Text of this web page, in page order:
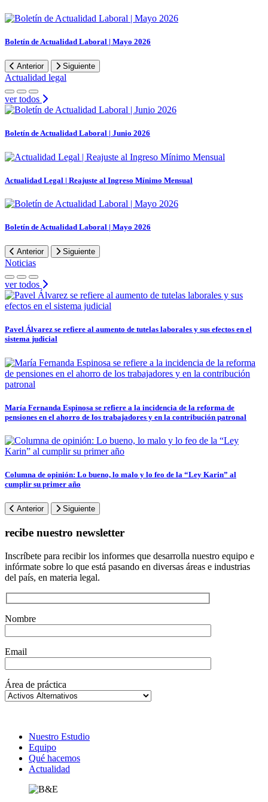
Boletín de Actualidad Laboral | Mayo 2026
Anterior Siguiente
Actualidad legal
ver todos
Boletín de Actualidad Laboral | Junio 2026
Actualidad Legal | Reajuste al Ingreso Mínimo Mensual
Boletín de Actualidad Laboral | Mayo 2026
Anterior Siguiente
Noticias
ver todos
Pavel Álvarez se refiere al aumento de tutelas laborales y sus efectos en el
sistema judicial
María Fernanda Espinosa se refiere a la incidencia de la reforma de
pensiones en el ahorro de los trabajadores y en la contribución patronal
Columna de opinión: Lo bueno, lo malo y lo feo de la “Ley Karin” al
cumplir su primer año
Anterior Siguiente
recibe nuestro newsletter
Inscríbete para recibir los informes que desarrolla nuestro equipo e
infórmate sobre lo que está pasando en diversas áreas e industrias
del país, en materia legal.
Nombre
Email
Área de práctica
FooterNuestro Estudio
Equipo
Qué hacemos
Actualidad